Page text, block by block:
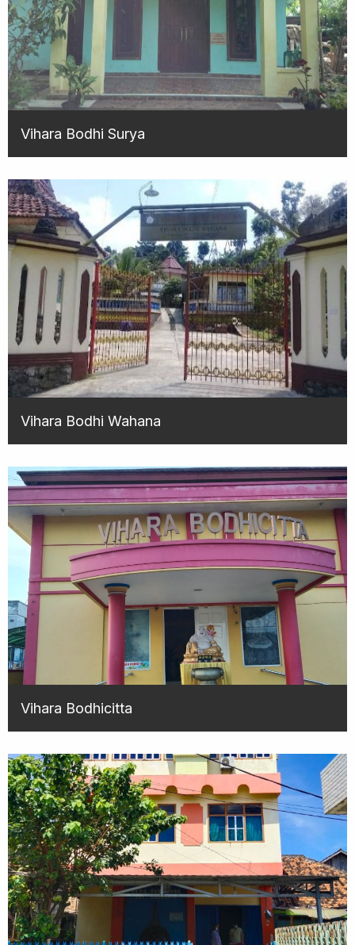
Vihara Bodhi Surya
Vihara Bodhi Wahana
Vihara Bodhicitta